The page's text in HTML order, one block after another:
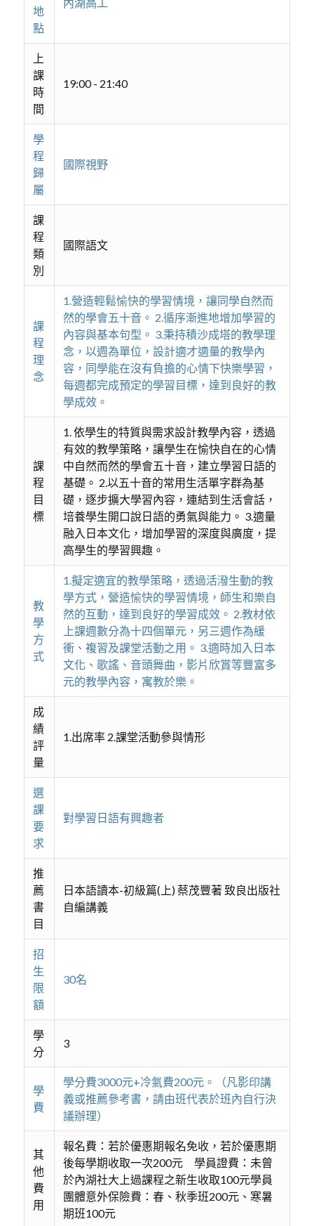
地
點
上
課
時
間
19:00 - 21:40
學
程
歸
屬
國際視野
課
程
類
別
國際語文
課
程
理
念
1.營造輕鬆愉快的學習情境，讓同學自然而
然的學會五十音。 2.循序漸進地增加學習的
內容與基本句型。 3.秉持積沙成塔的教學理
念，以週為單位，設計適才適量的教學內
容，同學能在沒有負擔的心情下快樂學習，
每週都完成預定的學習目標，達到良好的教
學成效。
課
程
目
標
1. 依學生的特質與需求設計教學內容，透過
有效的教學策略，讓學生在愉快自在的心情
中自然而然的學會五十音，建立學習日語的
基礎。 2.以五十音的常用生活單字群為基
礎，逐步擴大學習內容，連結到生活會話，
培養學生開口說日語的勇氣與能力。 3.適量
融入日本文化，增加學習的深度與廣度，提
高學生的學習興趣。
教
學
方
式
1.擬定適宜的教學策略，透過活潑生動的教
學方式，營造愉快的學習情境，師生和樂自
然的互動，達到良好的學習成效。 2.教材依
上課週數分為十四個單元，另三週作為緩
衝、複習及課堂活動之用。 3.適時加入日本
文化、歌謠、音頭舞曲，影片欣賞等豐富多
元的教學內容，寓教於樂。
成
績
評
量
1.出席率 2.課堂活動參與情形
選
課
要
求
對學習日語有興趣者
推
薦
書
目
日本語讀本-初級篇(上) 蔡茂豐著 致良出版社
自編講義
招
生
限
額
30名
學
分
3
學
費
學分費3000元+冷氣費200元。（凡影印講
義或推薦參考書，請由班代表於班內自行決
議辦理）
其
他
費
用
報名費：若於優惠期報名免收，若於優惠期
後每學期收取一次200元 學員證費：未曾
於內湖社大上過課程之新生收取100元學員
團體意外保險費：春、秋季班200元、寒暑
期班100元